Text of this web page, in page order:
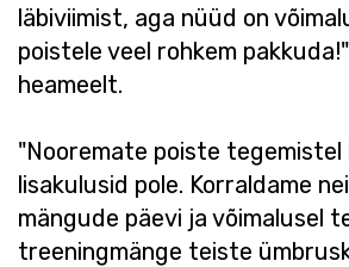
läbiviimist, aga nüüd on
poistele veel rohkem
heameelt.
"Nooremate poiste
lisakulusid pole. Korraldame
mängude päevi ja võimalusel
treeningmänge teiste